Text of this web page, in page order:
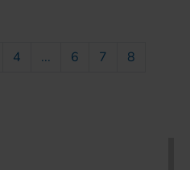
4 ... 6 7 8